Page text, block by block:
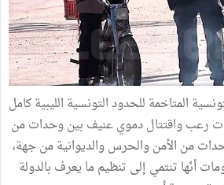
المتاخمة للحدود التونسية الليبية كامل
مارس ساعات رعب واقتتال دموي عنيف بين وحدات من
من الأمن والحرس والديوانية من جهة،
أنّها تنتمي إلى تنظيم ما يعرف بالدولة